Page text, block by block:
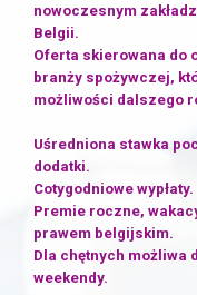
nowoczesnym
Belgii.
Oferta skierowana do
branży spożywczej,
możliwości dalszego
Uśredniona stawka
dodatki.
Cotygodniowe wypłaty.
Premie roczne,
prawem belgijskim.
Dla chętnych możliwa
weekendy.